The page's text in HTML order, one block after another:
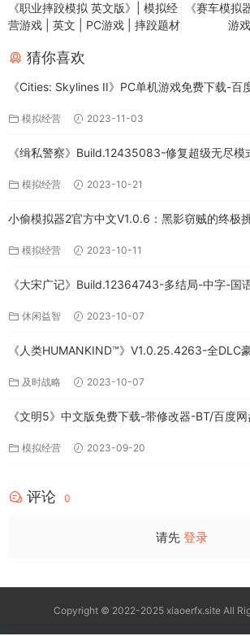
《职业摔跤模拟 英文版》| 模拟经
营游戏 | 英文 | PC游戏 | 摔跤题材
《赛车模拟
游
猜你喜欢
《Cities: Skylines II》PC单机游戏免费下载-百
模拟经营 2023-11-03
《缉私警察》Build.12435083-修复超级无尽模
模拟经营 2023-10-21
小偷模拟器2官方中文V1.0.6：黑影窃贼的终极
模拟经营 2023-10-11
《大宋广记》Build.12364743-多结局-中字-国
休闲益智 2023-10-07
《人类HUMANKIND™》V1.0.25.4263-全DLC
及时战略 2023-10-07
《文明5》中文版免费下载-带修改器-BT/百度网
模拟经营 2023-09-20
评论 0
请先 登录
Copyright © 2022-2025 xiaoerfx.site All